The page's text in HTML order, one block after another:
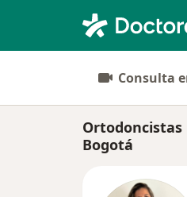
Consulta
Ortodoncistas
Bogotá